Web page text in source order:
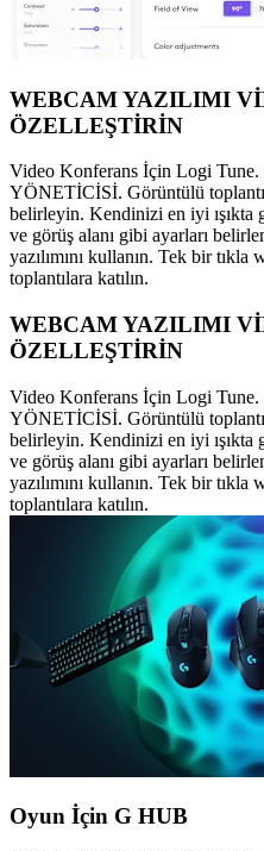
WEBCAM YAZILIMI
ÖZELLEŞTİRİN
Video Konferans İçin Logi
YÖNETİCİSİ. Görüntülü
belirleyin. Kendinizi en iyi ışıkta
ve görüş alanı gibi ayarları
yazılımını kullanın. Tek bir tıkla
toplantılara katılın.
WEBCAM YAZILIMI
ÖZELLEŞTİRİN
Video Konferans İçin Logi
YÖNETİCİSİ. Görüntülü
belirleyin. Kendinizi en iyi ışıkta
ve görüş alanı gibi ayarları
yazılımını kullanın. Tek bir tıkla
toplantılara katılın.
Oyun İçin G HUB